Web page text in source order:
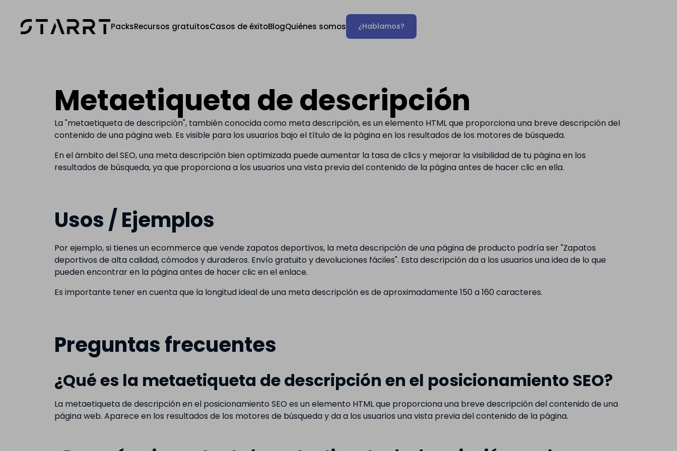
PacksRecursos gratuitosCasos de éxitoBlogQuiénes somos ¿Hablamos?
Metaetiqueta de descripción
La "metaetiqueta de descripción", también conocida como meta descripción, es un elemento HTML que proporciona una breve descripción del
contenido de una página web. Es visible para los usuarios bajo el título de la página en los resultados de los motores de búsqueda.
En el ámbito del SEO, una meta descripción bien optimizada puede aumentar la tasa de clics y mejorar la visibilidad de tu página en los
resultados de búsqueda, ya que proporciona a los usuarios una vista previa del contenido de la página antes de hacer clic en ella.
Usos / Ejemplos
Por ejemplo, si tienes un ecommerce que vende zapatos deportivos, la meta descripción de una página de producto podría ser "Zapatos
deportivos de alta calidad, cómodos y duraderos. Envío gratuito y devoluciones fáciles". Esta descripción da a los usuarios una idea de lo que
pueden encontrar en la página antes de hacer clic en el enlace.
Es importante tener en cuenta que la longitud ideal de una meta descripción es de aproximadamente 150 a 160 caracteres.
Preguntas frecuentes
¿Qué es la metaetiqueta de descripción en el posicionamiento SEO?
La metaetiqueta de descripción en el posicionamiento SEO es un elemento HTML que proporciona una breve descripción del contenido de una
página web. Aparece en los resultados de los motores de búsqueda y da a los usuarios una vista previa del contenido de la página.